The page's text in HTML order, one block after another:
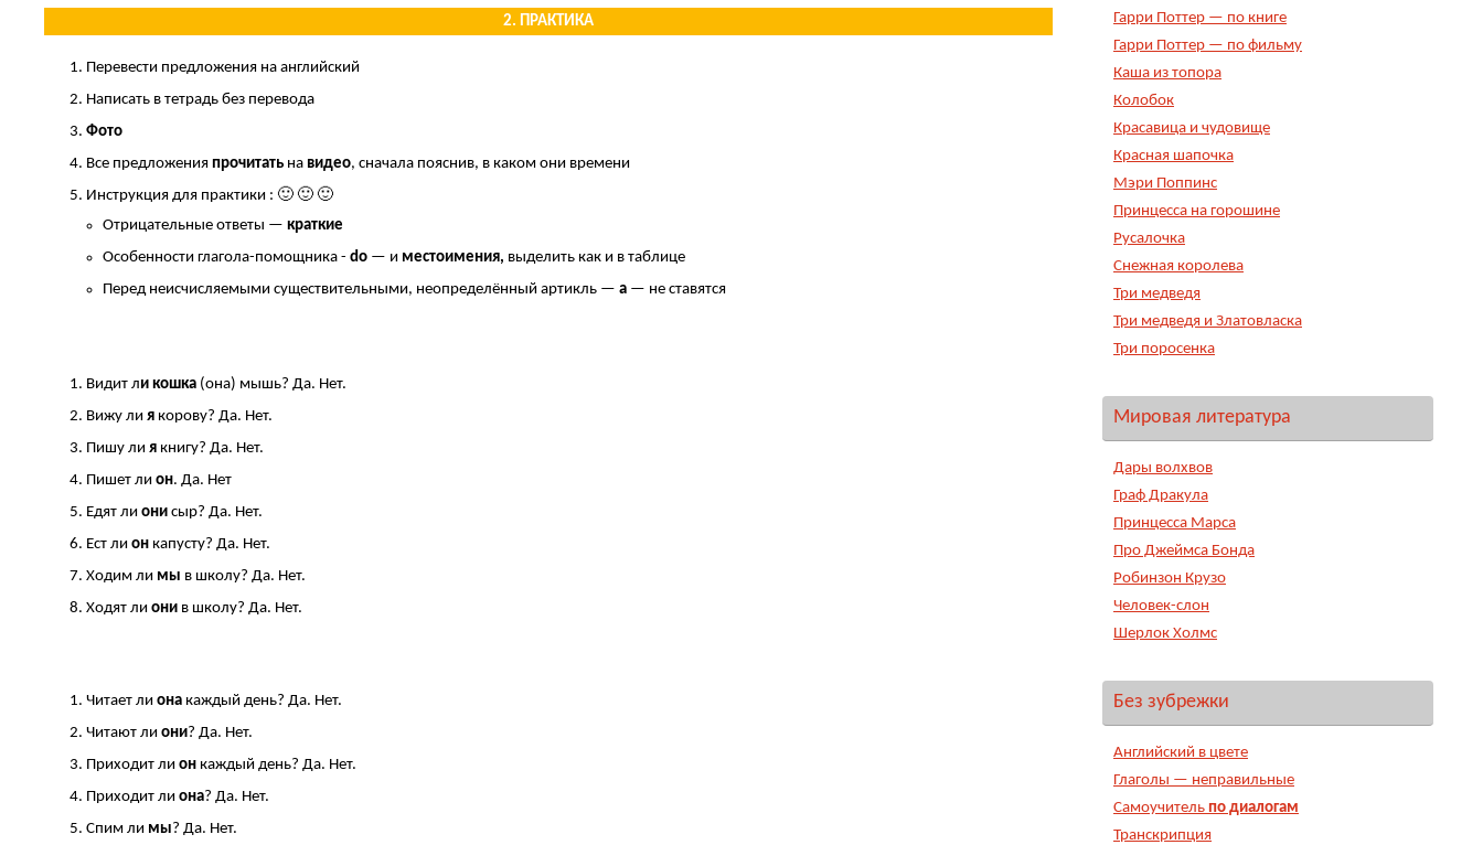
2. ПРАКТИКА
Перевести предложения на английский
Написать в тетрадь без перевода
Фото
Все предложения прочитатьна видео, сначала пояснив, в каком они времени
Инструкция для практики : 🙂 🙂 🙂
Отрицательные ответы — краткие
Особенности глагола-помощника - do — и местоимения, выделить как и в таблице
Перед неисчисляемыми существительными, неопределённый артикль — а— не ставятся
Видит ли кошка (она) мышь? Да. Нет.
Вижу ли я корову? Да. Нет.
Пишу ли я книгу? Да. Нет.
Пишет ли он. Да. Нет
Едят ли они сыр? Да. Нет.
Ест ли он капусту? Да. Нет.
Ходим ли мы в школу? Да. Нет.
Ходят ли они в школу? Да. Нет.
Читает ли она каждый день? Да. Нет.
Читают ли они? Да. Нет.
Приходит ли он каждый день? Да. Нет.
Приходит ли она? Да. Нет.
Спим ли мы? Да. Нет.
Гарри Поттер — по книге
Гарри Поттер — по фильму
Каша из топора
Колобок
Красавица и чудовище
Красная шапочка
Мэри Поппинс
Принцесса на горошине
Русалочка
Снежная королева
Три медведя
Три медведя и Златовласка
Три поросенка
Мировая литература
Дары волхвов
Граф Дракула
Принцесса Марса
Про Джеймса Бонда
Робинзон Крузо
Человек-слон
Шерлок Холмс
Без зубрежки
Английский в цвете
Глаголы — неправильные
Самоучитель по диалогам
Транскрипция